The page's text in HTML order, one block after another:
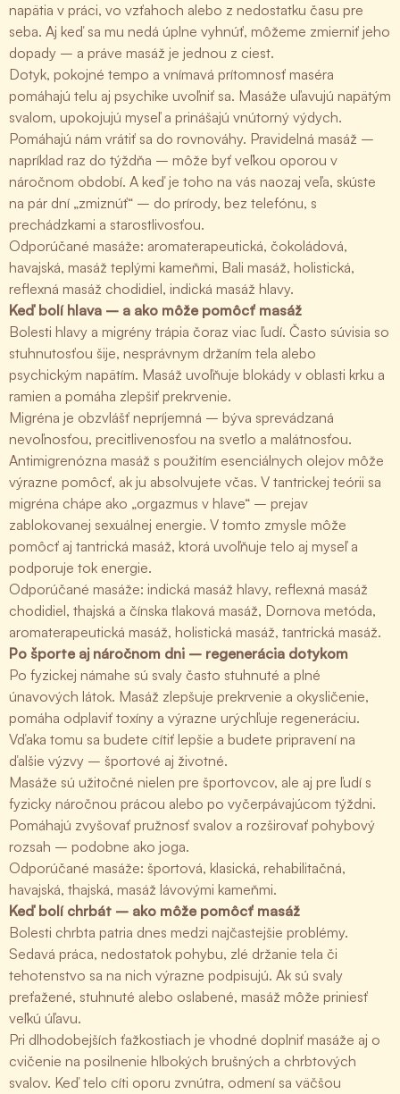
napätia v práci, vo vzťahoch alebo z nedostatku času pre
seba. Aj keď sa mu nedá úplne vyhnúť, môžeme zmierniť jeho
dopady – a práve masáž je jednou z ciest.
Dotyk, pokojné tempo a vnímavá prítomnosť maséra
pomáhajú telu aj psychike uvoľniť sa. Masáže uľavujú napätým
svalom, upokojujú myseľ a prinášajú vnútorný výdych.
Pomáhajú nám vrátiť sa do rovnováhy. Pravidelná masáž –
napríklad raz do týždňa – môže byť veľkou oporou v
náročnom období. A keď je toho na vás naozaj veľa, skúste
na pár dní „zmiznúť“ – do prírody, bez telefónu, s
prechádzkami a starostlivosťou.
Odporúčané masáže: aromaterapeutická, čokoládová,
havajská, masáž teplými kameňmi, Bali masáž, holistická,
reflexná masáž chodidiel, indická masáž hlavy.
Keď bolí hlava – a ako môže pomôcť masáž
Bolesti hlavy a migrény trápia čoraz viac ľudí. Často súvisia so
stuhnutosťou šije, nesprávnym držaním tela alebo
psychickým napätím. Masáž uvoľňuje blokády v oblasti krku a
ramien a pomáha zlepšiť prekrvenie.
Migréna je obzvlášť nepríjemná – býva sprevádzaná
nevoľnosťou, precitlivenosťou na svetlo a malátnosťou.
Antimigrenózna masáž s použitím esenciálnych olejov môže
výrazne pomôcť, ak ju absolvujete včas. V tantrickej teórii sa
migréna chápe ako „orgazmus v hlave“ – prejav
zablokovanej sexuálnej energie. V tomto zmysle môže
pomôcť aj tantrická masáž, ktorá uvoľňuje telo aj myseľ a
podporuje tok energie.
Odporúčané masáže: indická masáž hlavy, reflexná masáž
chodidiel, thajská a čínska tlaková masáž, Dornova metóda,
aromaterapeutická masáž, holistická masáž, tantrická masáž.
Po športe aj náročnom dni – regenerácia dotykom
Po fyzickej námahe sú svaly často stuhnuté a plné
únavových látok. Masáž zlepšuje prekrvenie a okysličenie,
pomáha odplaviť toxíny a výrazne urýchľuje regeneráciu.
Vďaka tomu sa budete cítiť lepšie a budete pripravení na
ďalšie výzvy – športové aj životné.
Masáže sú užitočné nielen pre športovcov, ale aj pre ľudí s
fyzicky náročnou prácou alebo po vyčerpávajúcom týždni.
Pomáhajú zvyšovať pružnosť svalov a rozširovať pohybový
rozsah – podobne ako joga.
Odporúčané masáže: športová, klasická, rehabilitačná,
havajská, thajská, masáž lávovými kameňmi.
Keď bolí chrbát – ako môže pomôcť masáž
Bolesti chrbta patria dnes medzi najčastejšie problémy.
Sedavá práca, nedostatok pohybu, zlé držanie tela či
tehotenstvo sa na nich výrazne podpisujú. Ak sú svaly
preťažené, stuhnuté alebo oslabené, masáž môže priniesť
veľkú úľavu.
Pri dlhodobejších ťažkostiach je vhodné doplniť masáže aj o
cvičenie na posilnenie hlbokých brušných a chrbtových
svalov. Keď telo cíti oporu zvnútra, odmení sa väčšou